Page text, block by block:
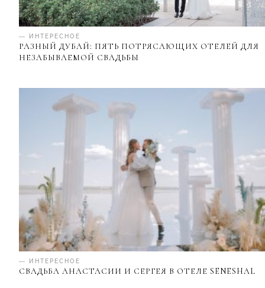
— ИНТЕРЕСНОЕ
РАЗНЫЙ ДУБАЙ: ПЯТЬ ПОТРЯСАЮЩИХ ОТЕЛЕЙ ДЛЯ
НЕЗАБЫВАЕМОЙ СВАДЬБЫ
— ИНТЕРЕСНОЕ
СВАДЬБА АНАСТАСИИ И СЕРГЕЯ В ОТЕЛЕ SENESHAL